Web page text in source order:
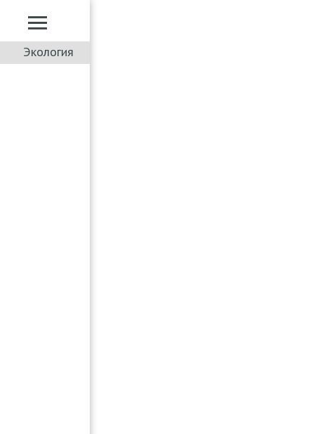
Экология